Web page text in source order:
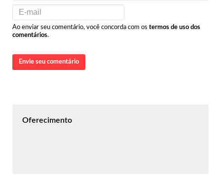
Ao enviar seu comentário, você concorda com os termos de uso dos
comentários.
Envie seu comentário
Oferecimento